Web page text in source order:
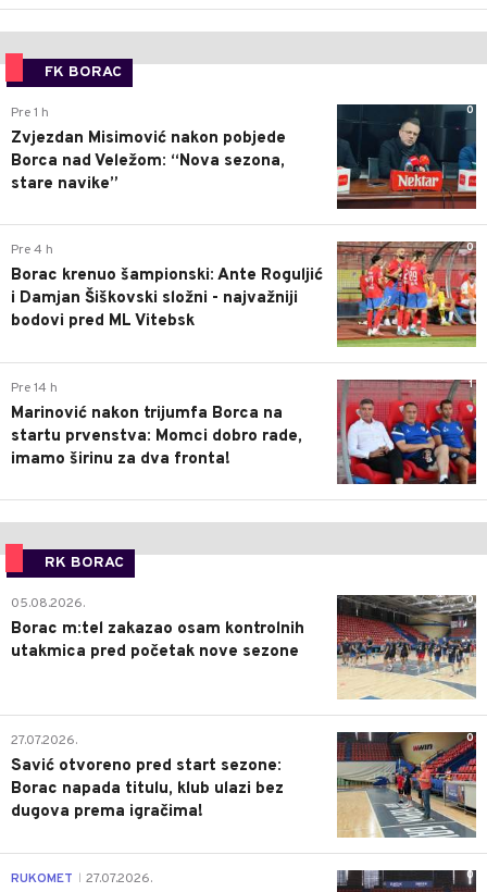
FK BORAC
0
Pre 1 h
Zvjezdan Misimović nakon pobjede
Borca nad Veležom: “Nova sezona,
stare navike”
0
Pre 4 h
Borac krenuo šampionski: Ante Roguljić
i Damjan Šiškovski složni - najvažniji
bodovi pred ML Vitebsk
1
Pre 14 h
Marinović nakon trijumfa Borca na
startu prvenstva: Momci dobro rade,
imamo širinu za dva fronta!
RK BORAC
0
05.08.2026.
Borac m:tel zakazao osam kontrolnih
utakmica pred početak nove sezone
0
27.07.2026.
Savić otvoreno pred start sezone:
Borac napada titulu, klub ulazi bez
dugova prema igračima!
0
RUKOMET 27.07.2026.